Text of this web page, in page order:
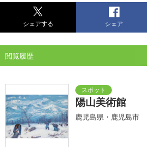
シェアする シェア
閲覧履歴
陽山美術館
鹿児島県・鹿児島市